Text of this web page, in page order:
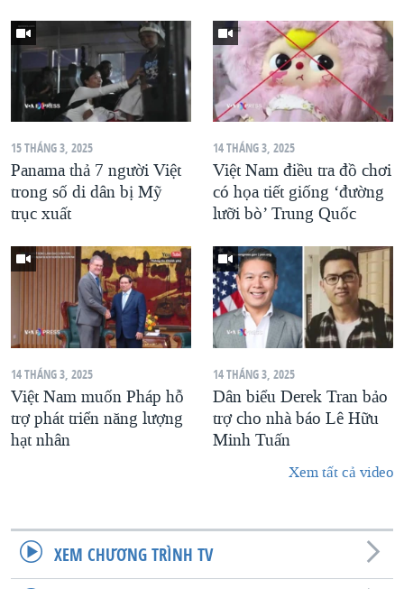
15 THÁNG 3, 2025
Panama thả 7 người Việt
trong số di dân bị Mỹ
trục xuất
14 THÁNG 3, 2025
Việt Nam điều tra đồ chơi
có họa tiết giống ‘đường
lưỡi bò’ Trung Quốc
14 THÁNG 3, 2025
Việt Nam muốn Pháp hỗ
trợ phát triển năng lượng
hạt nhân
14 THÁNG 3, 2025
Dân biểu Derek Tran bảo
trợ cho nhà báo Lê Hữu
Minh Tuấn
Xem tất cả video
XEM CHƯƠNG TRÌNH TV